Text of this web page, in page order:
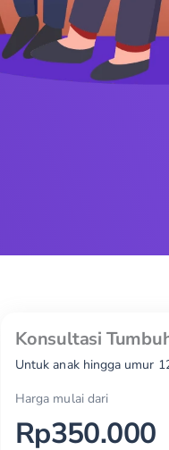
Konsultasi
Untuk anak hingga umur
Harga mulai dari
Rp350.000